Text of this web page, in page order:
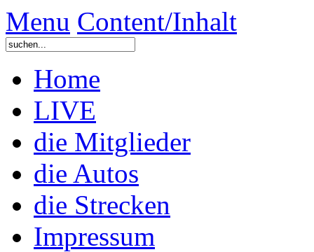
Menu Content/Inhalt
Home
LIVE
die Mitglieder
die Autos
die Strecken
Impressum